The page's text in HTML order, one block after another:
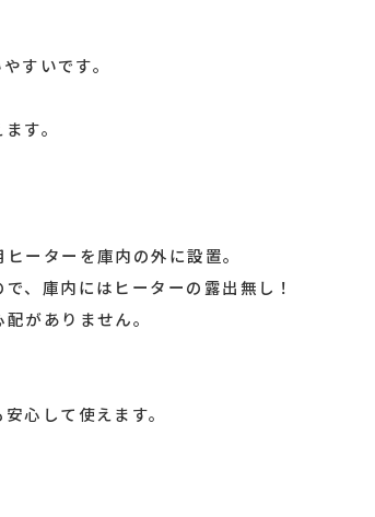
すいです。
す。
ーターを庫内の外に設置。
、庫内にはヒーターの露出無し！
がありません。
心して使えます。